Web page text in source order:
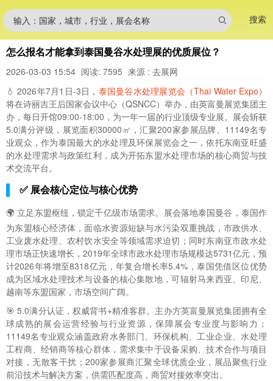
输入：国家，城市，行业，展会名称 搜索
怎么报名才能拿到泰国曼谷水处理展的优质展位？
2026-03-03 15:54 阅读: 7595 来源 : 去展网
💧 2026年7月1日-3日， 泰国曼谷水处理展览会（Thai Water Expo）
将在诗丽吉王后国家会议中心（QSNCC）举办，由英富曼展览集团主
办，每日开馆09:00-18:00，为一年一届的行业顶级专业展。展会斩获
5.0满分评级，展览面积30000㎡，汇聚200家参展品牌、11149名专
业观众，作为泰国最大的水处理及环保展览会之一，依托东南亚旺盛
的水处理需求与政策红利，成为开拓东盟水处理市场的核心商贸与技
术交流平台。
✅ 展会核心定位与核心优势
🌍 立足东盟枢纽，锁定千亿级市场需求。展会落地泰国曼谷，泰国作
为东盟核心经济体，面临水资源短缺与水污染双重挑战，市政供水、
工业废水处理、农村饮水安全等领域需求迫切；同时东南亚市政水处
理市场正快速增长，2019年全球市政水处理市场规模达5731亿元，预
计2026年将增至8318亿元，年复合增长率5.4%，泰国凭借区位优势
成为区域水处理技术与设备的核心集散地，可辐射马来西亚、印尼、
越南等东盟国家，市场空间广阔。
🎯 5.0满分认证，权威背书+精准客群。主办方英富曼展览集团拥有全
球成熟的展会运营经验与行业资源，保障展会专业度与影响力；
11149名专业观众涵盖政府水务部门、环保机构、工业企业、水处理
工程商、经销商等核心群体，需求集中于设备采购、技术合作与项目
对接，无散客干扰；200家参展商汇聚全球优质企业，展品聚焦行业
前沿技术与解决方案，供需匹配度高，商贸对接效率突出。